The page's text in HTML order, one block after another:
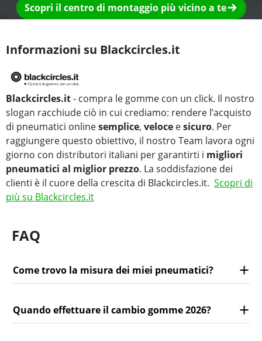
Scopri il centro di montaggio più vicino a te
Informazioni su Blackcircles.it
Blackcircles.it- compra le gomme con un click. Il nostro
slogan racchiude ciò in cui crediamo: rendere l’acquisto
di pneumatici onlinesemplice, veloce esicuro. Per
raggiungere questo obiettivo, il nostro Team lavora ogni
giorno con distributori italiani per garantirti i migliori
pneumatici al miglior prezzo. La soddisfazione dei
clienti è il cuore della crescita di Blackcircles.it. Scopri di
più su Blackcircles.it
FAQ
Come trovo la misura dei miei pneumatici?
Quando effettuare il cambio gomme 2026?